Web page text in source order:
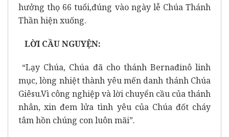
hưởng thọ 66 tuổi,đúng vào ngày lễ Chúa Thánh
Thần hiện xuống.
LỜI CẦU NGUYỆN:
“Lạy Chúa, Chúa đã cho thánh Bernađinô linh
mục, lòng nhiệt thành yêu mến danh thánh Chúa
Giêsu.Vì công nghiệp và lời chuyển cầu của thánh
nhân, xin đem lửa tình yêu của Chúa đốt cháy
tâm hồn chúng con luôn mãi”.